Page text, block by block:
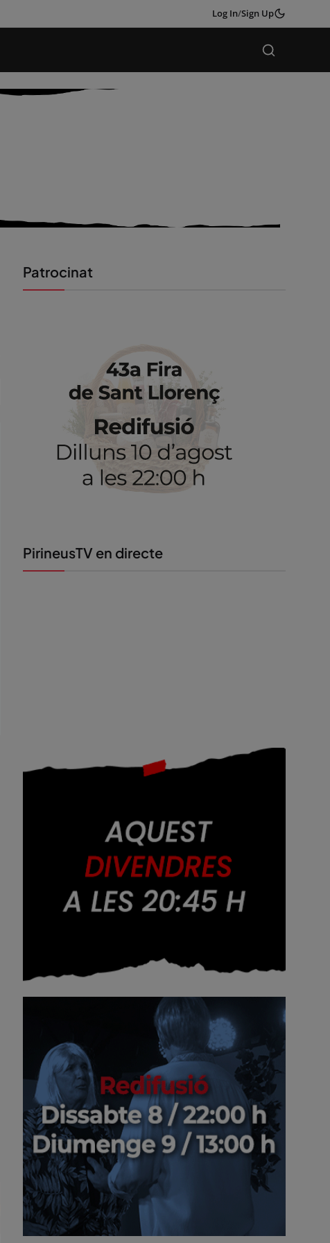
Log In/Sign Up
Patrocinat
PirineusTV en directe